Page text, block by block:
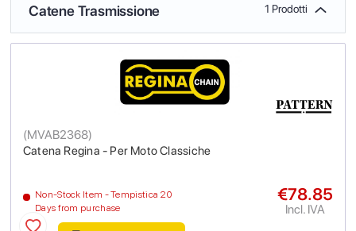
Catene Trasmissione 1 Prodotti
Catena Regina - Per Moto Classiche
(MVAB2368)
Non-Stock Item - Tempistica 20
Days from purchase
€78.85
Incl. IVA